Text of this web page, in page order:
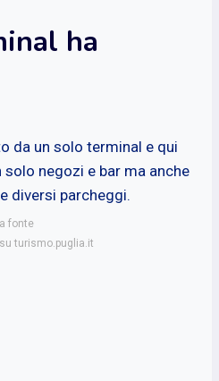
ha
da un solo terminal e qui
negozi e bar ma anche
diversi parcheggi.
fonte
turismo.puglia.it